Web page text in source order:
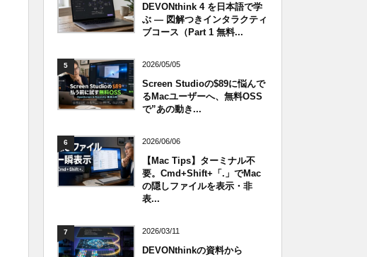
DEVONthink 4 を日本語で学
ぶ — 図解つきインタラクティ
ブコース（Part 1 無料...
5 2026/05/05
Screen Studioの$89に悩んで
るMacユーザーへ、無料OSS
で”あの動き...
6 2026/06/06
【Mac Tips】ターミナル不
要。Cmd+Shift+「.」でMac
の隠しファイルを表示・非
表...
7 2026/03/11
DEVONthinkの資料から